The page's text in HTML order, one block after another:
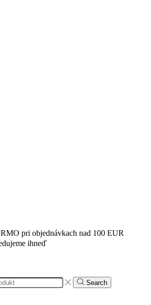
pri objednávkach nad 100 EUR
ihneď
Search